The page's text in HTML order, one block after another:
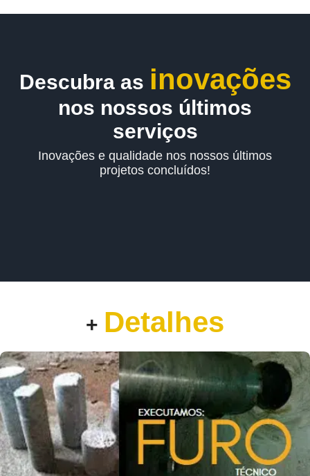
Descubra as inovações
nos nossos últimos
serviços
Inovações e qualidade nos nossos últimos
projetos concluídos!
+ Detalhes